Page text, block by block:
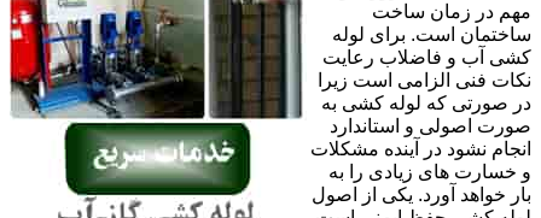
مهم در زمان ساخت
ساختمان است. برای لوله
کشی آب و فاضلاب رعایت
نکات فنی الزامی است زیرا
در صورتی که لوله کشی به
صورت اصولی و استاندارد
انجام نشود در آینده مشکلات
و خسارت های زیادی را به
بار خواهد آورد. یکی از اصول